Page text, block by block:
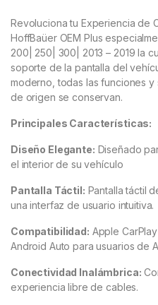
Revoluciona tu Experiencia de
HoffBaüer OEM Plus
200| 250| 300| 2013 – 2019 la
soporte de la pantalla del
moderno, todas las funciones
de origen se conservan.
Principales Características:
Diseño Elegante: Diseñado
el interior de su vehículo
Pantalla Táctil: Pantalla táctil
una interfaz de usuario intuitiva.
Compatibilidad: Apple
Android Auto para usuarios de
Conectividad Inalámbrica:
experiencia libre de cables.